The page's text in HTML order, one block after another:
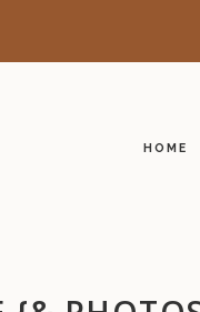
HOME